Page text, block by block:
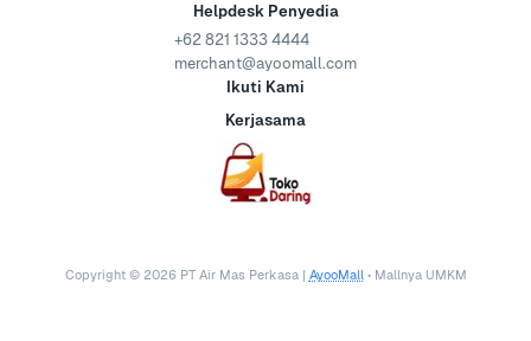
Helpdesk Penyedia
+62 821 1333 4444
merchant@ayoomall.com
Ikuti Kami
Kerjasama
Copyright © 2026 PT Air Mas Perkasa | AyooMall • Mallnya UMKM